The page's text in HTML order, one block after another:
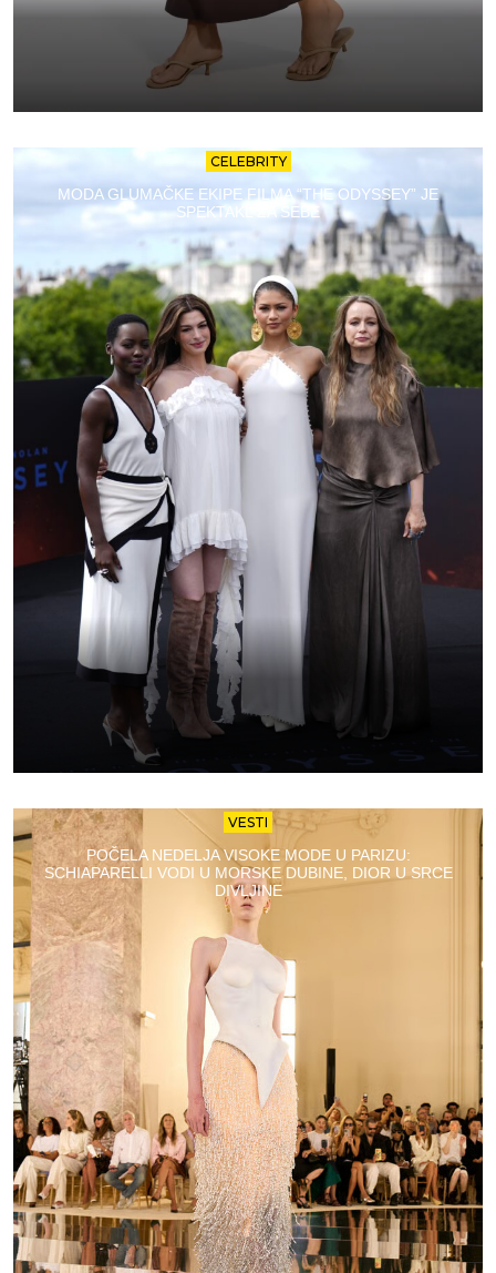
CELEBRITY
MODA GLUMAČKE EKIPE FILMA “THE ODYSSEY” JE
SPEKTAKL ZA SEBE
VESTI
POČELA NEDELJA VISOKE MODE U PARIZU:
SCHIAPARELLI VODI U MORSKE DUBINE, DIOR U SRCE
DIVLJINE